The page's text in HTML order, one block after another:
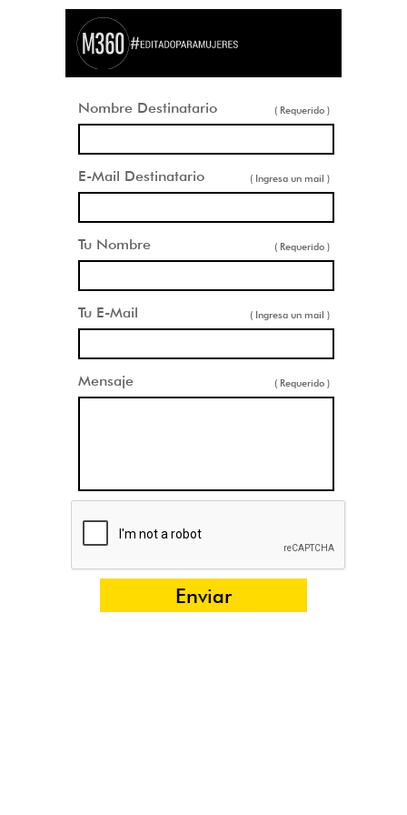
Nombre Destinatario ( Requerido )
E-Mail Destinatario ( Ingresa un mail )
Tu Nombre ( Requerido )
Tu E-Mail ( Ingresa un mail )
Mensaje ( Requerido )